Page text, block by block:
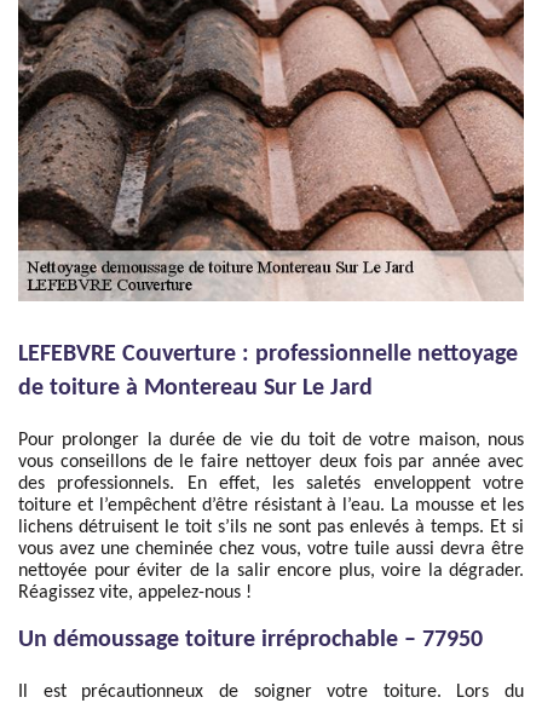
LEFEBVRE Couverture : professionnelle nettoyage
de toiture à Montereau Sur Le Jard
Pour prolonger la durée de vie du toit de votre maison, nous
vous conseillons de le faire nettoyer deux fois par année avec
des professionnels. En effet, les saletés enveloppent votre
toiture et l’empêchent d’être résistant à l’eau. La mousse et les
lichens détruisent le toit s’ils ne sont pas enlevés à temps. Et si
vous avez une cheminée chez vous, votre tuile aussi devra être
nettoyée pour éviter de la salir encore plus, voire la dégrader.
Réagissez vite, appelez-nous !
Un démoussage toiture irréprochable – 77950
Il est précautionneux de soigner votre toiture. Lors du